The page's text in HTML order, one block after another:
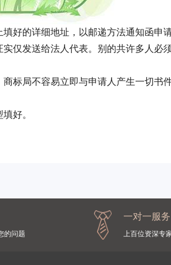
填好的详细地址，以邮递方法通知
仅发送给法人代表。别的共许多人必
标局不容易立即与申请人产生一切书
好。
的问题
一对一服务
上百位资深专